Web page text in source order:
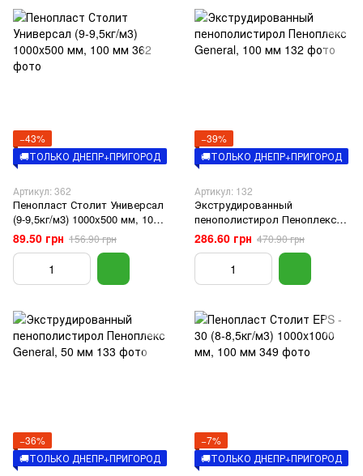
−43%
🚚ТОЛЬКО ДНЕПР+ПРИГОРОД
Артикул: 362
Пенопласт Столит Универсал
(9-9,5кг/м3) 1000x500 мм, 100
мм
89.50 грн 156.90 грн
−39%
🚚ТОЛЬКО ДНЕПР+ПРИГОРОД
Артикул: 132
Экструдированный
пенополистирол Пеноплекс
General, 100 мм
286.60 грн 470.90 грн
−36%
🚚ТОЛЬКО ДНЕПР+ПРИГОРОД
−7%
🚚ТОЛЬКО ДНЕПР+ПРИГОРОД